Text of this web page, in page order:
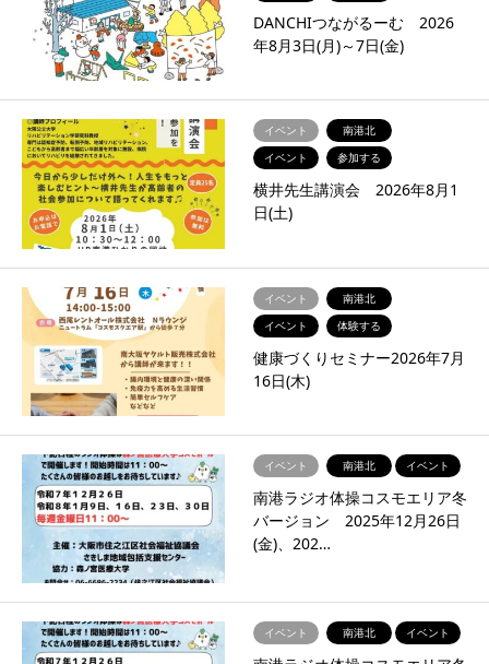
DANCHIつながるーむ 2026
年8月3日(月)～7日(金)
イベント
南港北
イベント
参加する
横井先生講演会 2026年8月1
日(土)
イベント
南港北
イベント
体験する
健康づくりセミナー2026年7月
16日(木)
イベント 南港北 イベント
南港ラジオ体操コスモエリア冬
バージョン 2025年12月26日
(金)、202…
イベント 南港北 イベント